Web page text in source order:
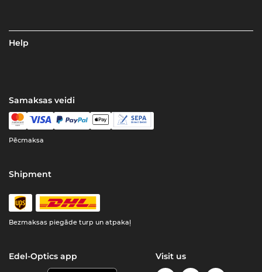
Help
Samaksas veidi
Pēcmaksa
Shipment
Bezmaksas piegāde turp un atpakaļ
Edel-Optics app Visit us